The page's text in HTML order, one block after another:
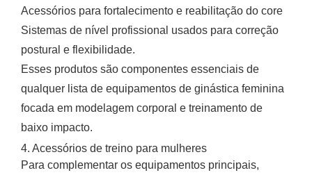
Acessórios para fortalecimento e reabilitação do core
Sistemas de nível profissional usados para correção
postural e flexibilidade.
Esses produtos são componentes essenciais de
qualquer lista de equipamentos de ginástica feminina
focada em modelagem corporal e treinamento de
baixo impacto.
4. Acessórios de treino para mulheres
Para complementar os equipamentos principais,